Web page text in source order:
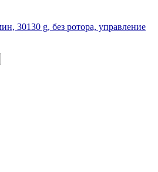
30130 g, без ротора, управление